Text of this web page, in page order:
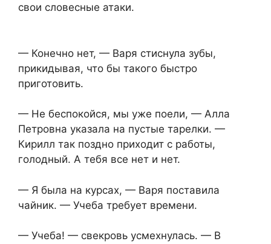
свои словесные атаки.
— Конечно нет, — Варя стиснула зубы,
прикидывая, что бы такого быстро
приготовить.
— Не беспокойся, мы уже поели, — Алла
Петровна указала на пустые тарелки. —
Кирилл так поздно приходит с работы,
голодный. А тебя все нет и нет.
— Я была на курсах, — Варя поставила
чайник. — Учеба требует времени.
— Учеба! — свекровь усмехнулась. — В